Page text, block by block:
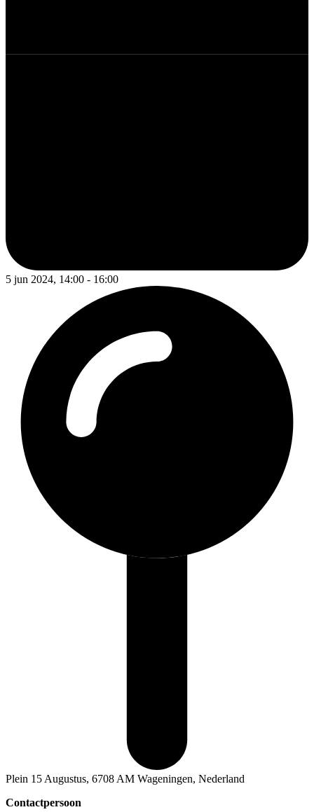
5 jun 2024, 14:00 - 16:00
Plein 15 Augustus, 6708 AM Wageningen, Nederland
Contactpersoon